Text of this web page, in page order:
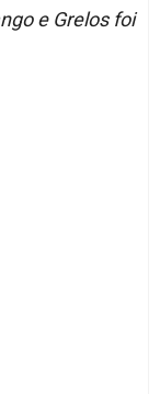
e Grelos foi